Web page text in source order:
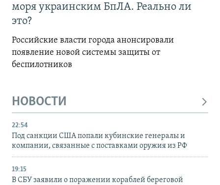
моря украинским БпЛА. Реально ли
это?
Российские власти города анонсировали
появление новой системы защиты от
беспилотников
НОВОСТИ
22:54
Под санкции США попали кубинские генералы и
компании, связанные с поставками оружия из РФ
19:15
В СБУ заявили о поражении кораблей береговой